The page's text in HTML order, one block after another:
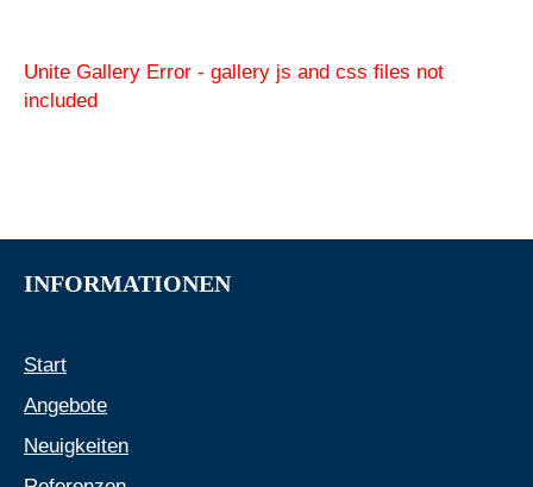
Unite Gallery Error - gallery js and css files not
included
INFORMATIONEN
Start
Angebote
Neuigkeiten